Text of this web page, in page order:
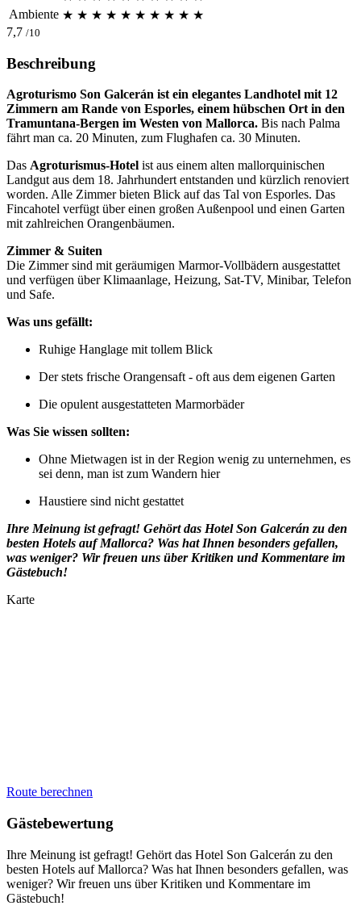
Ambiente ★ ★ ★ ★ ★ ★ ★ ★ ★ ★
7,7 /10
Beschreibung
Agroturismo Son Galcerán ist ein elegantes Landhotel mit 12
Zimmern am Rande von Esporles, einem hübschen Ort in den
Tramuntana-Bergen im Westen von Mallorca. Bis nach Palma
fährt man ca. 20 Minuten, zum Flughafen ca. 30 Minuten.
Das Agroturismus-Hotel ist aus einem alten mallorquinischen
Landgut aus dem 18. Jahrhundert entstanden und kürzlich renoviert
worden. Alle Zimmer bieten Blick auf das Tal von Esporles. Das
Fincahotel verfügt über einen großen Außenpool und einen Garten
mit zahlreichen Orangenbäumen.
Zimmer & Suiten
Die Zimmer sind mit geräumigen Marmor-Vollbädern ausgestattet
und verfügen über Klimaanlage, Heizung, Sat-TV, Minibar, Telefon
und Safe.
Was uns gefällt:
Ruhige Hanglage mit tollem Blick
Der stets frische Orangensaft - oft aus dem eigenen Garten
Die opulent ausgestatteten Marmorbäder
Was Sie wissen sollten:
Ohne Mietwagen ist in der Region wenig zu unternehmen, es
sei denn, man ist zum Wandern hier
Haustiere sind nicht gestattet
Ihre Meinung ist gefragt! Gehört das Hotel Son Galcerán zu den
besten Hotels auf Mallorca? Was hat Ihnen besonders gefallen,
was weniger? Wir freuen uns über Kritiken und Kommentare im
Gästebuch!
Karte
Route berechnen
Gästebewertung
Ihre Meinung ist gefragt! Gehört das Hotel Son Galcerán zu den
besten Hotels auf Mallorca? Was hat Ihnen besonders gefallen, was
weniger? Wir freuen uns über Kritiken und Kommentare im
Gästebuch!